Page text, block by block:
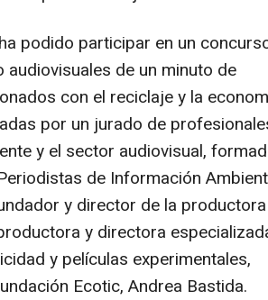
podido participar en un
de un minuto de
con el reciclaje y la
por un jurado de
y el sector audiovisual,
de Información
y director de la productora
y directora
y películas experimentales,
Ecotic, Andrea Bastida.